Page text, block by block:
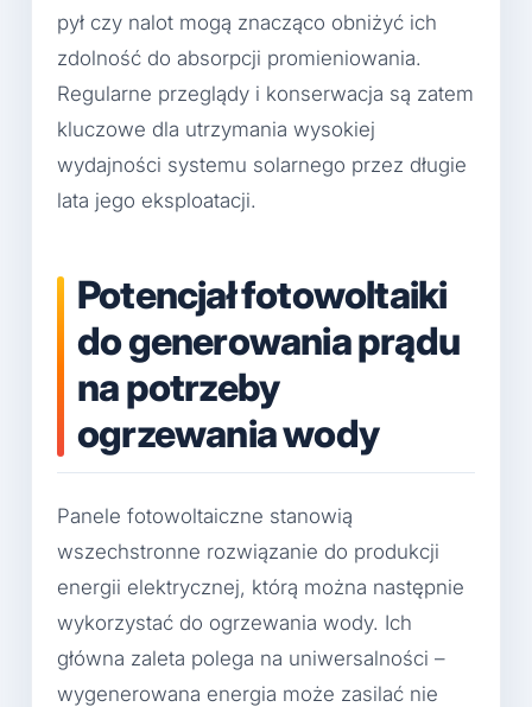
pył czy nalot mogą znacząco obniżyć ich
zdolność do absorpcji promieniowania.
Regularne przeglądy i konserwacja są zatem
kluczowe dla utrzymania wysokiej
wydajności systemu solarnego przez długie
lata jego eksploatacji.
Potencjał fotowoltaiki
do generowania prądu
na potrzeby
ogrzewania wody
Panele fotowoltaiczne stanowią
wszechstronne rozwiązanie do produkcji
energii elektrycznej, którą można następnie
wykorzystać do ogrzewania wody. Ich
główna zaleta polega na uniwersalności –
wygenerowana energia może zasilać nie